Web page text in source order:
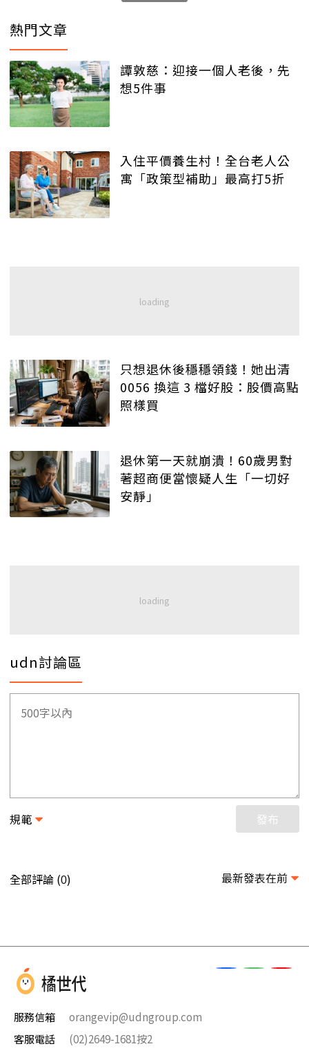
熱門文章
譚敦慈：迎接一個人老後，先
想5件事
入住平價養生村！全台老人公
寓「政策型補助」最高打5折
只想退休後穩穩領錢！她出清
0056 換這 3 檔好股：股價高點
照樣買
退休第一天就崩潰！60歲男對
著超商便當懷疑人生「一切好
安靜」
udn討論區
規範 發布
全部評論 (0) 最新發表在前
服務信箱
orangevip@udngroup.com
客服電話
(02)2649-1681按2